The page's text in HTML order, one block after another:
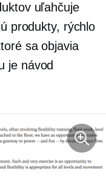
uľahčuje
produkty, rýchlo
sa objavia
je návod